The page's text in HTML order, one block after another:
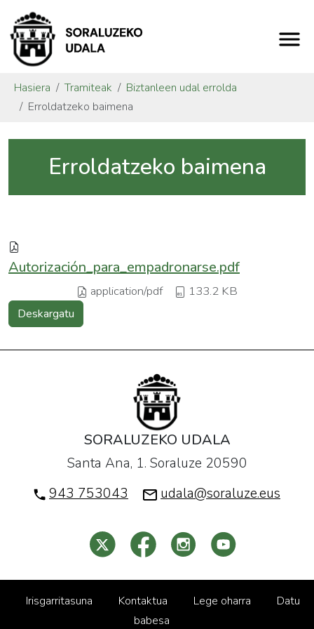
Hasiera Tramiteak
Biztanleen udal errolda
Erroldatzeko baimena
Erroldatzeko baimena
Autorización_para_empadronarse.pdf
application/pdf 133.2 KB
Deskargatu
SORALUZEKO UDALA
Santa Ana, 1. Soraluze 20590
943 753043
udala@soraluze.eus
Irisgarritasuna Kontaktua Lege oharra
Datu
babesa